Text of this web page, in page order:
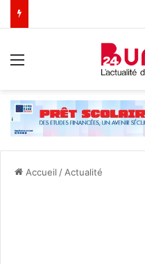
Accueil / Actualité